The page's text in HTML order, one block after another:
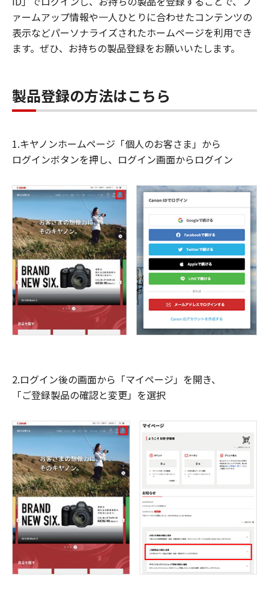
ァームアップ情報や一人ひとりに合わせたコンテンツの
表示などパーソナライズされたホームページを利用でき
ます。ぜひ、お持ちの製品登録をお願いいたします。
製品登録の方法はこちら
1.キヤノンホームページ「個人のお客さま」から
ログインボタンを押し、ログイン画面からログイン
2.ログイン後の画面から「マイページ」を開き、
「ご登録製品の確認と変更」を選択